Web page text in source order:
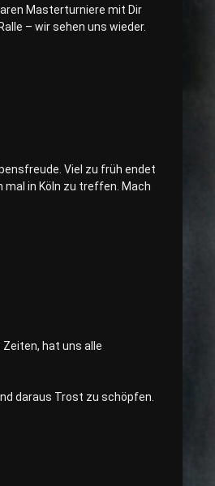
Masterturniere mit Dir
– wir sehen uns wieder.
Viel zu früh endet
in Köln zu treffen. Mach
hat uns alle
daraus Trost zu schöpfen.